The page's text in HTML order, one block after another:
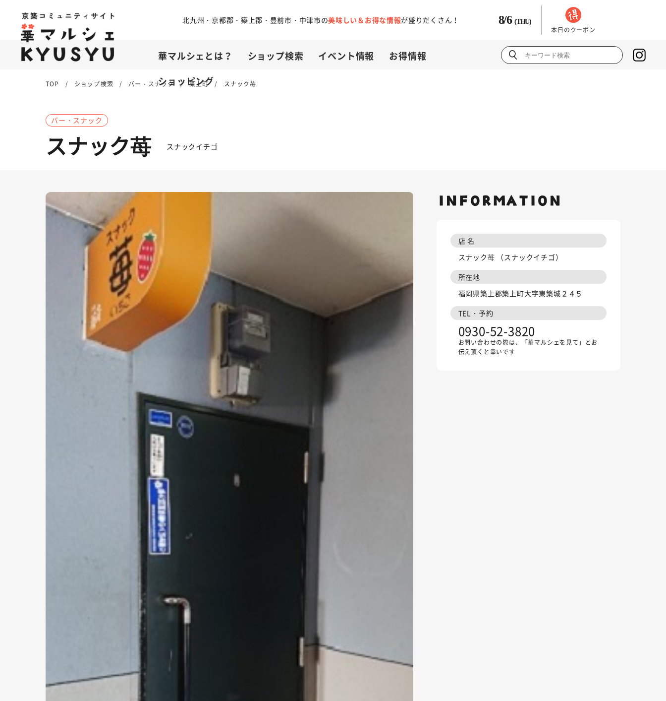
北九州・京都郡・築上郡・豊前市・中津市の美味しい＆お得な情報が盛りだくさん！ 8/6 (THU)
本日のクーポン
華マルシェとは？ ショップ検索 イベント情報
お得情報
ショッピング
TOP ショップ検索 バー・スナック 築上町 スナック苺
バー・スナック
スナック苺 スナックイチゴ
INFORMATION
店 名
スナック苺 （スナックイチゴ）
所在地
福岡県築上郡築上町大字東築城２４５
TEL・予約
0930-52-3820
お問い合わせの際は、「華マルシェを見て」とお
伝え頂くと幸いです